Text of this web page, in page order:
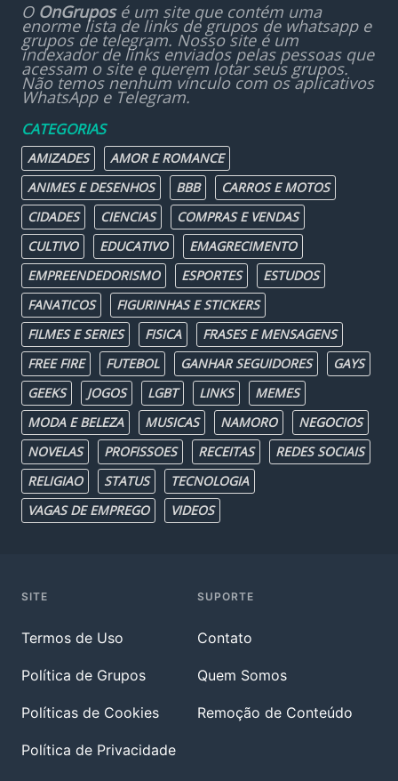
O OnGruposé um site que contém uma
enorme lista de links de grupos de whatsapp e
grupos de telegram. Nosso site é um
indexador de links enviados pelas pessoas que
acessam o site e querem lotar seus grupos.
Não temos nenhum vínculo com os aplicativos
WhatsApp e Telegram.
CATEGORIAS
AMIZADES
AMOR E ROMANCE
ANIMES E DESENHOS
BBB
CARROS E MOTOS
CIDADES
CIENCIAS
COMPRAS E VENDAS
CULTIVO
EDUCATIVO
EMAGRECIMENTO
EMPREENDEDORISMO
ESPORTES
ESTUDOS
FANATICOS
FIGURINHAS E STICKERS
FILMES E SERIES
FISICA
FRASES E MENSAGENS
FREE FIRE
FUTEBOL GANHAR SEGUIDORES
GAYS
GEEKS
JOGOS LGBT LINKS
MEMES
MODA E BELEZA
MUSICAS NAMORO
NEGOCIOS
NOVELAS
PROFISSOES RECEITAS
REDES SOCIAIS
RELIGIAO
STATUS
TECNOLOGIA
VAGAS DE EMPREGO
VIDEOS
SITE
Termos de Uso
Política de Grupos
Políticas de Cookies
Política de Privacidade
SUPORTE
Contato
Quem Somos
Remoção de Conteúdo